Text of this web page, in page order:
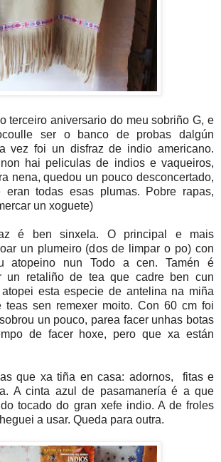
terceiro aniversario do meu sobriño G, e
ser o banco de probas dalgún
vez foi un disfraz de indio americano.
hai peliculas de indios e vaqueiros,
nena, quedou un pouco desconcertado,
todas esas plumas. Pobre rapas,
un xoguete)
é ben sinxela. O principal e mais
un plumeiro (dos de limpar o po) con
atopeino nun Todo a cen. Tamén é
un retaliño de tea que cadre ben cun
esta especie de antelina na miña
teas sen remexer moito. Con 60 cm foi
un pouco, parea facer unhas botas
de facer hoxe, pero que xa están
que xa tiña en casa: adornos, fitas e
A cinta azul de pasamanería é a que
tocado do gran xefe indio. A de froles
a usar. Queda para outra.